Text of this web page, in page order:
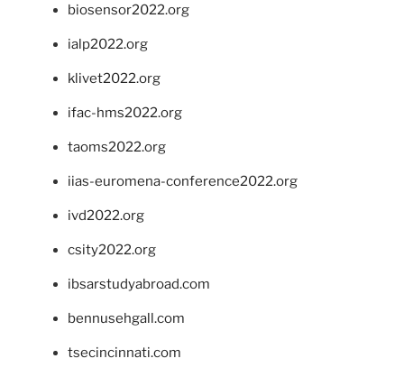
biosensor2022.org
ialp2022.org
klivet2022.org
ifac-hms2022.org
taoms2022.org
iias-euromena-conference2022.org
ivd2022.org
csity2022.org
ibsarstudyabroad.com
bennusehgall.com
tsecincinnati.com